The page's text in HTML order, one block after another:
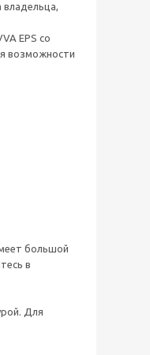
владельца,
EPS со
возможности
большой
в
Для